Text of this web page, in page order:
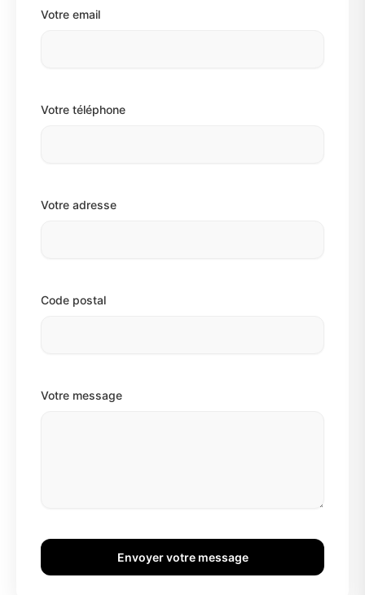
Votre email
Votre téléphone
Votre adresse
Code postal
Votre message
Envoyer votre message